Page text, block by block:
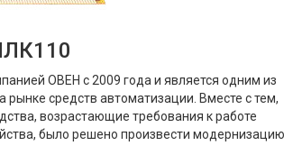
ОВЕН с 2009 года и является одним из
средств автоматизации. Вместе с тем,
возрастающие требования к работе
было решено произвести модернизацию